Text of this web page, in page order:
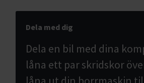
Dela med dig
Dela en bil med dina
låna ett par skridskor